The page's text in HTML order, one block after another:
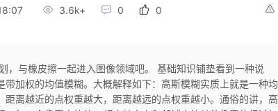
3.6k+ 0 0
，与橡皮擦一起进入图像领域吧。 基础知识铺垫看到一种说
加权的均值模糊。大概解释如下：高斯模糊实质上就是一种均
离越近的点权重越大，距离越远的点权重越小。通俗的讲，高